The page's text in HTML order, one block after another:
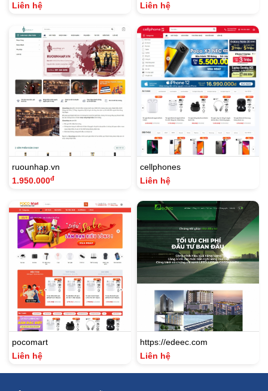
Liên hệ
Liên hệ
ruounhap.vn
1.950.000đ
cellphones
Liên hệ
pocomart
Liên hệ
https://edeec.com
Liên hệ